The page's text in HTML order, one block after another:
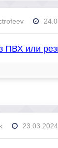
ПВХ или